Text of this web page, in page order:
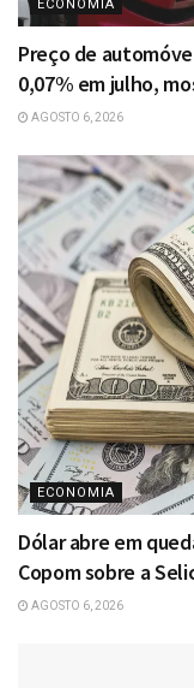
ECONOMIA
Preço de
0,07% em julho,
AGOSTO 6, 2026
ECONOMIA
Dólar abre em
Copom sobre a
AGOSTO 6, 2026